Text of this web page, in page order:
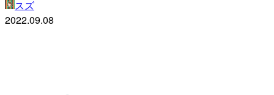
スズ
2022.09.08